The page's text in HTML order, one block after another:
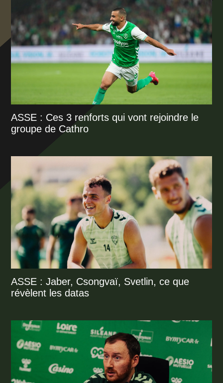
ASSE : Ces 3 renforts qui vont rejoindre le
groupe de Cathro
ASSE : Jaber, Csongvaï, Svetlin, ce que
révèlent les datas